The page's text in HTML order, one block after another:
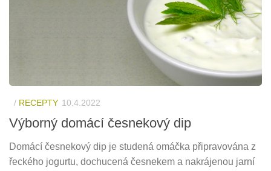
/ RECEPTY 10.4.2022
Výborný domácí česnekový dip
Domácí česnekový dip je studená omáčka připravována z
řeckého jogurtu, dochucená česnekem a nakrájenou jarní